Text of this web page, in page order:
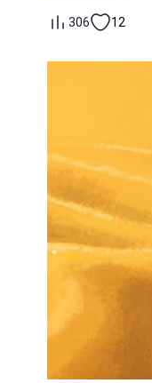
306 12